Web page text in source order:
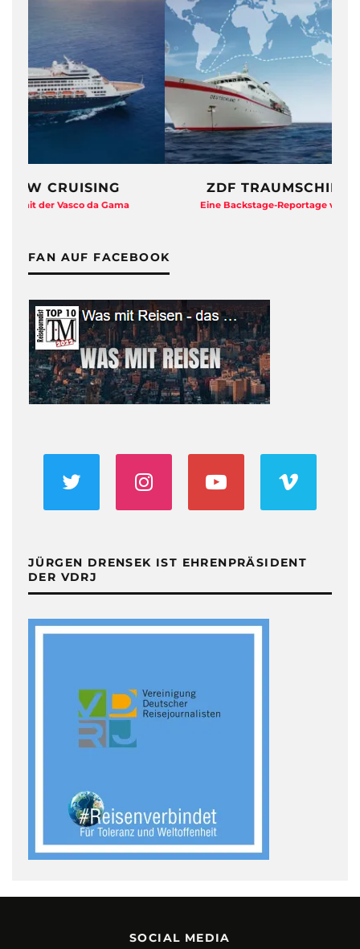
ZDF TRAUMSCHIFF HAUTNAH
Eine Backstage-Reportage von den Dreharbeiten
FAN AUF FACEBOOK
JÜRGEN DRENSEK IST EHRENPRÄSIDENT
DER VDRJ
SOCIAL MEDIA